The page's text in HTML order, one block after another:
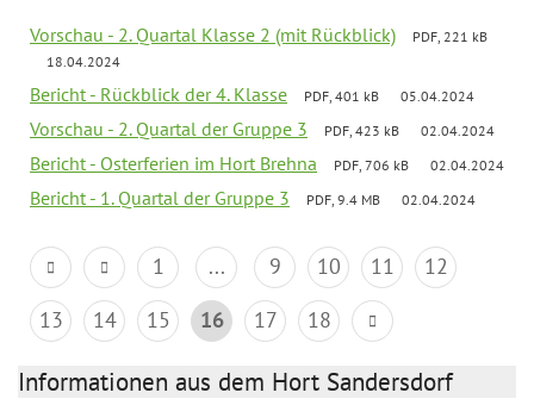
Vorschau - 2. Quartal Klasse 2 (mit Rückblick)
PDF, 221 kB
18.04.2024
Bericht - Rückblick der 4. Klasse PDF, 401 kB 05.04.2024
Vorschau - 2. Quartal der Gruppe 3 PDF, 423 kB 02.04.2024
Bericht - Osterferien im Hort Brehna PDF, 706 kB 02.04.2024
Bericht - 1. Quartal der Gruppe 3 PDF, 9.4 MB 02.04.2024
1 ... 9 10 11
12
13
14 15 16 17 18
Informationen aus dem Hort Sandersdorf